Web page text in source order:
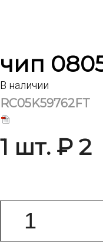
чип
В наличии
RC05K59762FT
1 шт. ₽ 2